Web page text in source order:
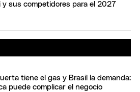
y sus competidores para el 2027
tiene el gas y Brasil la demanda:
puede complicar el negocio